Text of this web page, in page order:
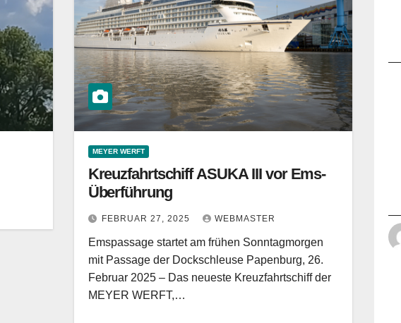
MEYER WERFT
Kreuzfahrtschiff ASUKA III vor Ems-
Überführung
FEBRUAR 27, 2025 WEBMASTER
Emspassage startet am frühen Sonntagmorgen
mit Passage der Dockschleuse Papenburg, 26.
Februar 2025 – Das neueste Kreuzfahrtschiff der
MEYER WERFT,…